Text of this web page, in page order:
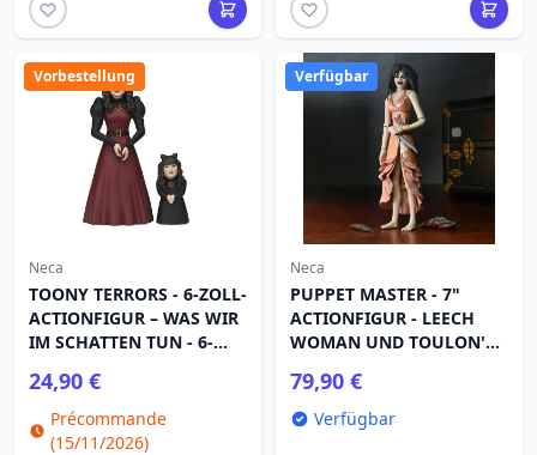
Vorbestellung
Neca
TOONY TERRORS - 6-ZOLL-
ACTIONFIGUR – WAS WIR
IM SCHATTEN TUN - 6-
TOONY TERRORS „NADJA“
24,90 €
Précommande
(15/11/2026)
Verfügbar
Neca
PUPPET MASTER - 7"
ACTIONFIGUR - LEECH
WOMAN UND TOULON'S
79,90 €
Verfügbar